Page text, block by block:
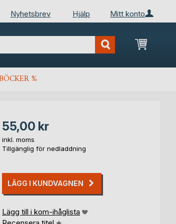
Mitt konto
Nyhetsbrev Hjälp
Min
%
55,00 kr
inkl. moms
Tillgänglig för nedladdning
LÄGG I KUNDVAGNEN
Lägg till i kom-ihåglista